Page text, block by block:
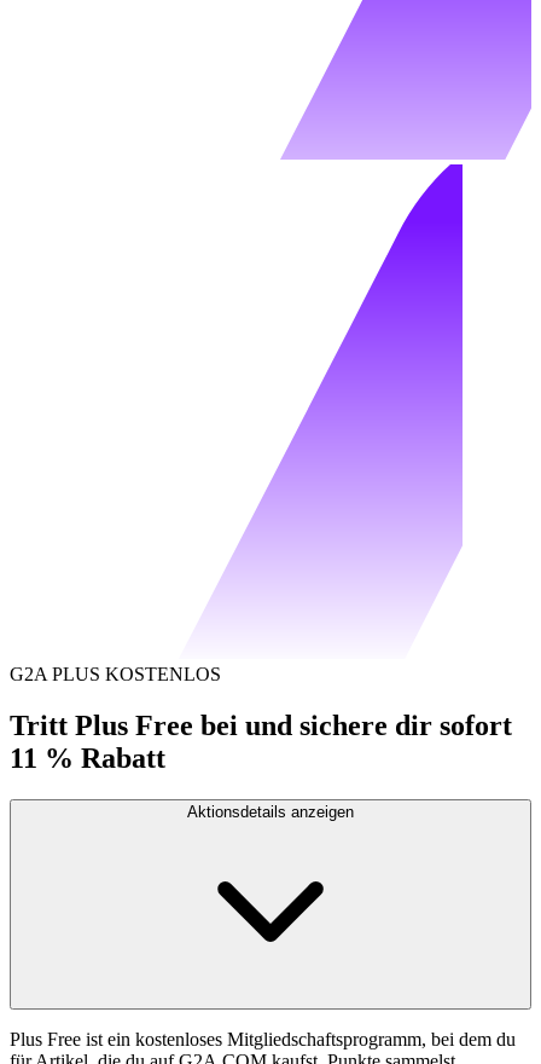
G2A PLUS KOSTENLOS
Tritt Plus Free bei und sichere dir sofort
11 % Rabatt
Aktionsdetails anzeigen
Plus Free ist ein kostenloses Mitgliedschaftsprogramm, bei dem du